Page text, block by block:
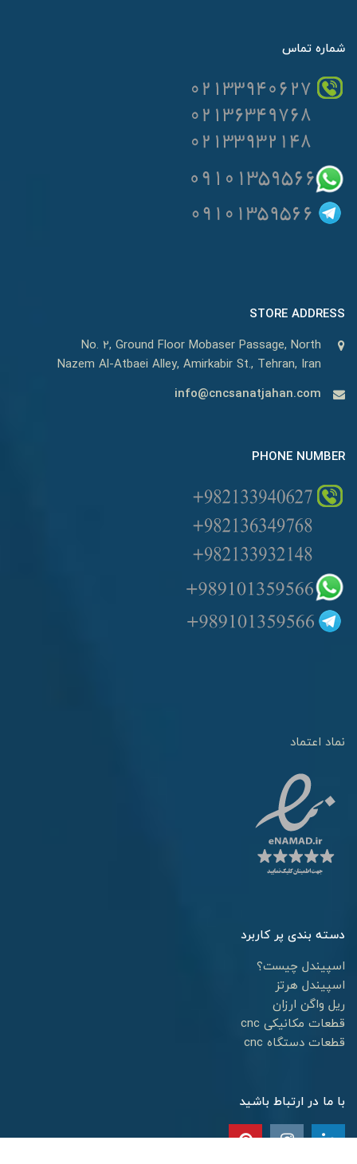
شماره تماس
STORE ADDRESS
No. 2, Ground Floor Mobaser Passage, North
Nazem Al-Atbaei Alley, Amirkabir St., Tehran, Iran
info@cncsanatjahan.com
PHONE NUMBER
نماد اعتماد
دسته بندی پر کاربرد
اسپیندل چیست؟
اسپیندل هرتز
ریل واگن ارزان
قطعات مکانیکی cnc
قطعات دستگاه cnc
با ما در ارتباط باشید